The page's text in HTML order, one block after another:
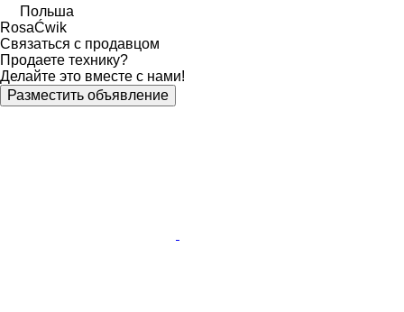
Польша
RosaĆwik
Связаться с продавцом
Продаете технику?
Делайте это вместе с нами!
Разместить объявление